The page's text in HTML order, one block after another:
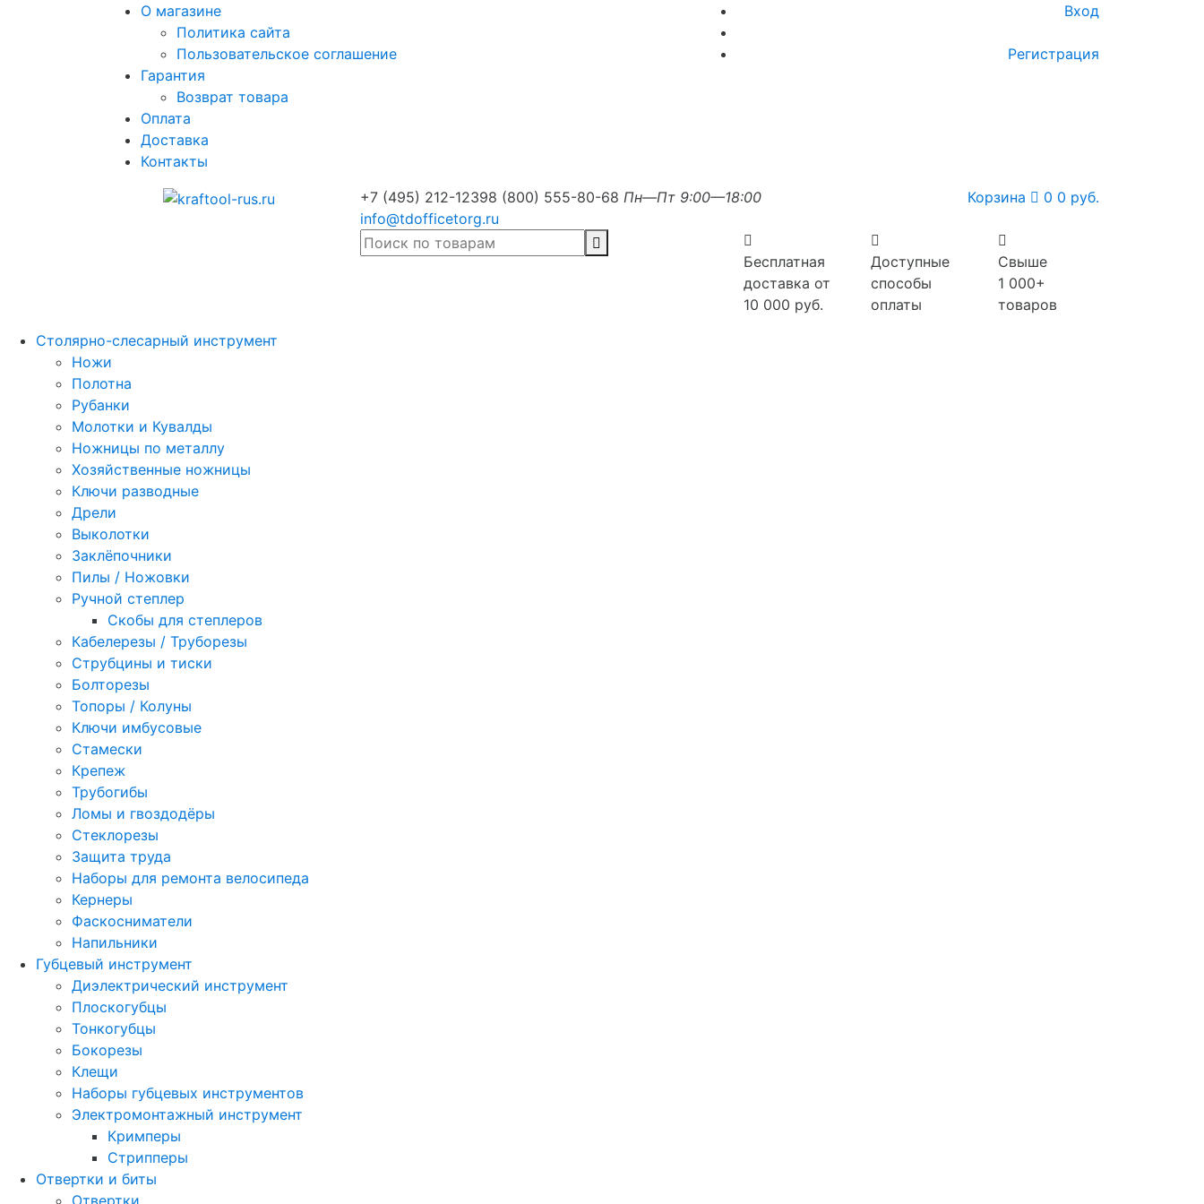
О магазине
Политика сайта
Пользовательское соглашение
Гарантия
Возврат товара
Оплата
Доставка
Контакты
Вход
Регистрация
+7 (495) 212-12398 (800) 555-80-68 Пн—Пт 9:00—18:00
info@tdofficetorg.ru
Корзина 0 0 руб.
Бесплатная
доставка от
10 000 руб.
Доступные
способы
оплаты
Свыше
1 000+
товаров
Столярно-слесарный инструмент
Ножи
Полотна
Рубанки
Молотки и Кувалды
Ножницы по металлу
Хозяйственные ножницы
Ключи разводные
Дрели
Выколотки
Заклёпочники
Пилы / Ножовки
Ручной степлер
Скобы для степлеров
Кабелерезы / Труборезы
Струбцины и тиски
Болторезы
Топоры / Колуны
Ключи имбусовые
Стамески
Крепеж
Трубогибы
Ломы и гвоздодёры
Стеклорезы
Защита труда
Наборы для ремонта велосипеда
Кернеры
Фаскосниматели
Напильники
Губцевый инструмент
Диэлектрический инструмент
Плоскогубцы
Тонкогубцы
Бокорезы
Клещи
Наборы губцевых инструментов
Электромонтажный инструмент
Кримперы
Стрипперы
Отвертки и биты
Отвертки